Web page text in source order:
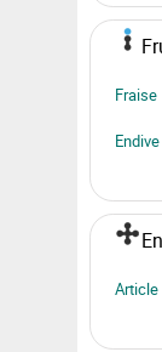
Fraise
Endive
Article